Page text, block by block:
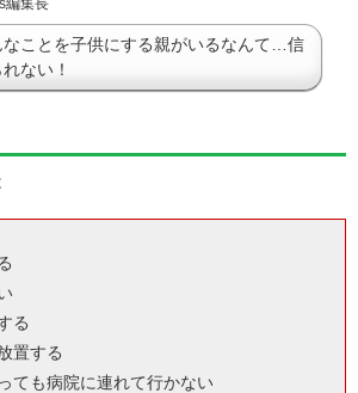
編集長
なことを子供にする親がいるなんて…信
れない！
る
置する
ても病院に連れて行かない